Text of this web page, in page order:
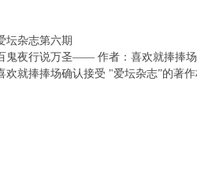
坛杂志第六期
鬼夜行说万圣—— 作者：喜欢就捧捧场
欢就捧捧场确认接受 "爱坛杂志”的著